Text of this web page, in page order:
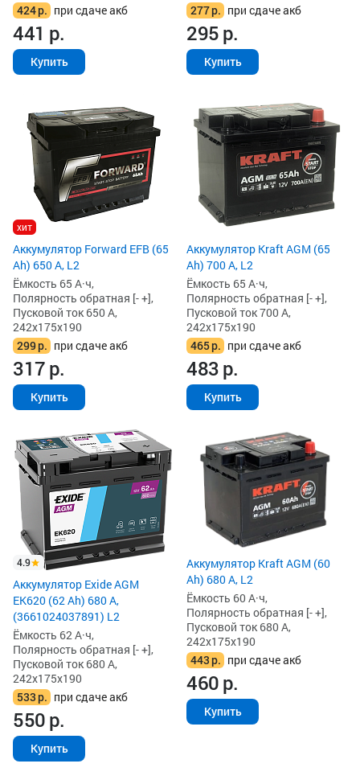
424р. при сдаче акб
441 р.
Купить
277р. при сдаче акб
295р.
Купить
хит
Аккумулятор Forward EFB (65
Ah) 650 А, L2
Ёмкость 65 А·ч,
Полярность обратная [- +],
Пусковой ток 650 А,
242x175x190
299р. при сдаче акб
317р.
Купить
Аккумулятор Kraft AGM (65
Ah) 700 А, L2
Ёмкость 65 А·ч,
Полярность обратная [- +],
Пусковой ток 700 А,
242x175x190
465р. при сдаче акб
483р.
Купить
4.9
Аккумулятор Exide AGM
EK620 (62 Ah) 680 А,
(3661024037891) L2
Ёмкость 62 А·ч,
Полярность обратная [- +],
Пусковой ток 680 А,
242x175x190
533р. при сдаче акб
550р.
Купить
Аккумулятор Kraft AGM (60
Ah) 680 А, L2
Ёмкость 60 А·ч,
Полярность обратная [- +],
Пусковой ток 680 А,
242x175x190
443р. при сдаче акб
460р.
Купить